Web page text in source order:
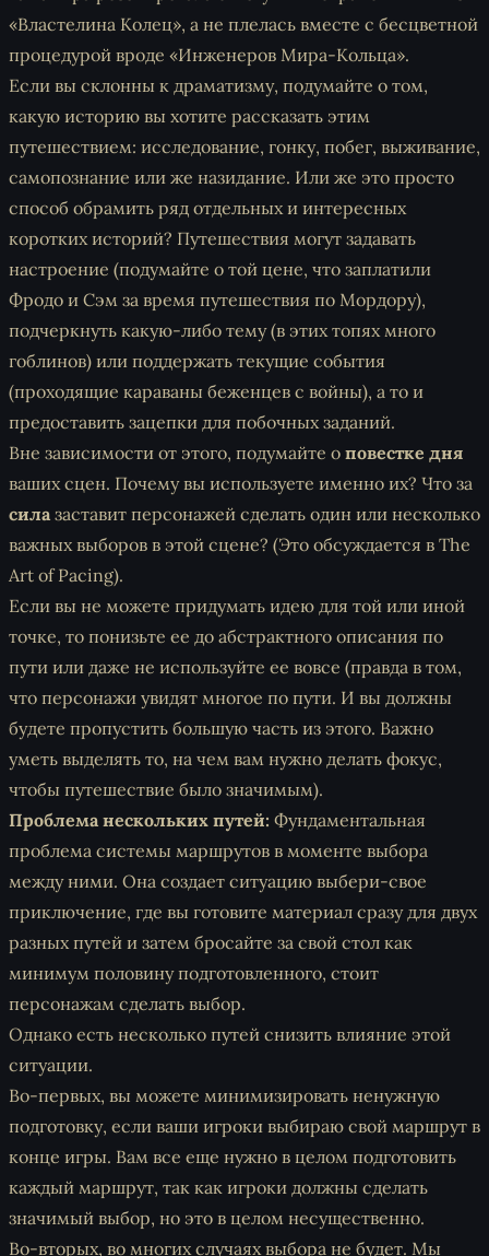
«Властелина Колец», а не плелась вместе с бесцветной
процедурой вроде «Инженеров Мира-Кольца».
Если вы склонны к драматизму, подумайте о том,
какую историю вы хотите рассказать этим
путешествием: исследование, гонку, побег, выживание,
самопознание или же назидание. Или же это просто
способ обрамить ряд отдельных и интересных
коротких историй? Путешествия могут задавать
настроение (подумайте о той цене, что заплатили
Фродо и Сэм за время путешествия по Мордору),
подчеркнуть какую-либо тему (в этих топях много
гоблинов) или поддержать текущие события
(проходящие караваны беженцев с войны), а то и
предоставить зацепки для побочных заданий.
Вне зависимости от этого, подумайте о повестке дня
ваших сцен. Почему вы используете именно их? Что за
сила заставит персонажей сделать один или несколько
важных выборов в этой сцене? (Это обсуждается в The
Art of Pacing).
Если вы не можете придумать идею для той или иной
точке, то понизьте ее до абстрактного описания по
пути или даже не используйте ее вовсе (правда в том,
что персонажи увидят многое по пути. И вы должны
будете пропустить большую часть из этого. Важно
уметь выделять то, на чем вам нужно делать фокус,
чтобы путешествие было значимым).
Проблема нескольких путей: Фундаментальная
проблема системы маршрутов в моменте выбора
между ними. Она создает ситуацию выбери-свое
приключение, где вы готовите материал сразу для двух
разных путей и затем бросайте за свой стол как
минимум половину подготовленного, стоит
персонажам сделать выбор.
Однако есть несколько путей снизить влияние этой
ситуации.
Во-первых, вы можете минимизировать ненужную
подготовку, если ваши игроки выбираю свой маршрут в
конце игры. Вам все еще нужно в целом подготовить
каждый маршрут, так как игроки должны сделать
значимый выбор, но это в целом несущественно.
Во-вторых, во многих случаях выбора не будет. Мы